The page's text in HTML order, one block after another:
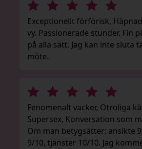
Exceptionellt förförisk,
vy. Passionerade stunder. Fin
på alla sätt. Jag kan inte sluta
möte.
Fenomenalt vacker, Otroliga
Supersex, Konversation som
Om man betygsätter: ansikte
9/10, tjänster 10/10. Jag